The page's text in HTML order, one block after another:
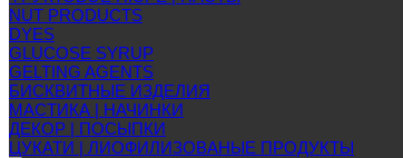
NUT PRODUCTS
DYES
GLUCOSE SYRUP
GELTING AGENTS
БИСКВИТНЫЕ ИЗДЕЛИЯ
МАСТИКА | НАЧИНКИ
ДЕКОР | ПОСЫПКИ
ЦУКАТИ | ЛИОФИЛИЗОВАНЫЕ ПРОДУКТЫ